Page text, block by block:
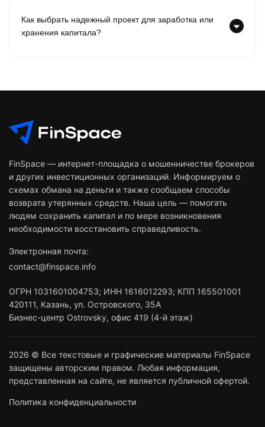
Как выбрать надежный проект для заработка или
хранения капитала?
FinSpace — интернет-площадка о мошенничестве брокеров
и других инвестиционных организаций. Информируем о
схемах обмана на деньги и также сообщаем способы
возврата утерянных средств. Наша цель — помогать
людям сохранить капитал и по мере возникновения
необходимости восстановить справедливость.
Электронная почта:
contact@finspace.info
ОГРН 1031601004753; ИНН 1616012293; КПП 165501001
420111, Казань, ул. Островского, 35А
Бизнес-центр Ostrovsky, офис 419 (4-й этаж)
2026 © Все текстовые и графические материалы FinSpace
защищены авторским правом. Любая информация,
представленная на сайте, не является публичной офертой.
Политика конфиденциальности